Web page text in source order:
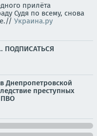
прилёта
Судя по всему, снова
Украина.ру
ПОДПИСАТЬСЯ
Днепропетровской
преступных
ПВО